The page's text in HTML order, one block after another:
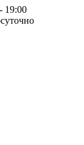
19:00